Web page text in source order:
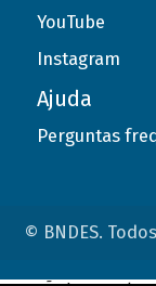
YouTube
Instagram
Ajuda
Perguntas
© BNDES.